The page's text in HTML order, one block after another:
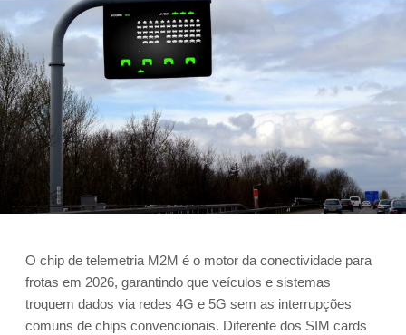
O chip de telemetria M2M é o motor da conectividade para
frotas em 2026, garantindo que veículos e sistemas
troquem dados via redes 4G e 5G sem as interrupções
comuns de chips convencionais. Diferente dos SIM cards